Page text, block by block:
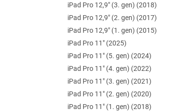
iPad Pro 12,9" (3. gen) (2018)
iPad Pro 12,9" (2. gen) (2017)
iPad Pro 12,9" (1. gen) (2015)
iPad Pro 11" (2025)
iPad Pro 11" (5. gen) (2024)
iPad Pro 11" (4. gen) (2022)
iPad Pro 11" (3. gen) (2021)
iPad Pro 11" (2. gen) (2020)
iPad Pro 11" (1. gen) (2018)